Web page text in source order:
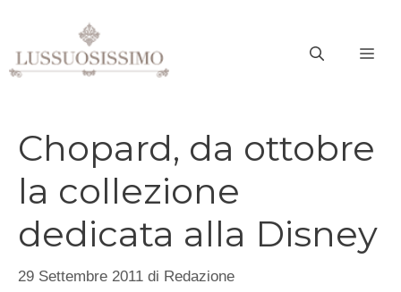
contenuto
Chopard, da ottobre
la collezione
dedicata alla Disney
29 Settembre 2011 di Redazione